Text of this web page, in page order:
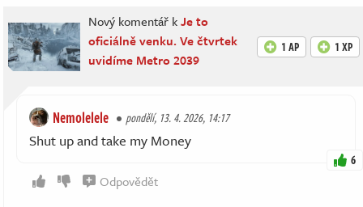
Nový komentář kJe to
oficiálně venku. Ve čtvrtek
uvidíme Metro 2039
1 AP 1 XP
Nemolelele pondělí, 13. 4. 2026, 14:17
Shut up and take my Money
6
Odpovědět